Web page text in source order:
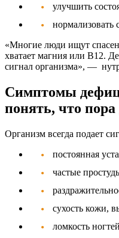
улучшить
нормализовать
«Многие люди ищут
хватает магния или B12.
сигнал организма», —
Симптомы
понять, что пора
Организм всегда подает
постоянная
частые
сухость кожи,
ломкость